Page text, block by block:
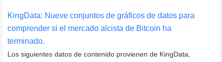
​KingData: Nueve conjuntos de gráficos de datos para
comprender si el mercado alcista de Bitcoin ha
terminado.
Los siguientes datos de contenido provienen de KingData,